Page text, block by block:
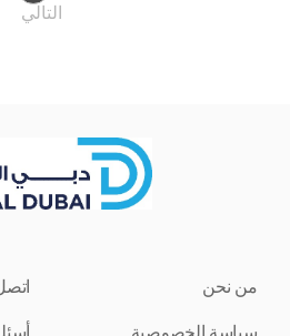
التالي
من نحن
سياسة الخصوصية